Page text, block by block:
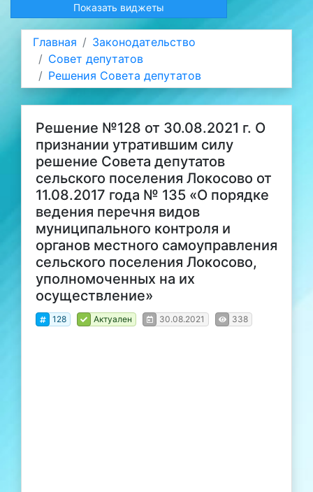
Показать виджеты
Главная
Законодательство
Совет депутатов
Решения Совета депутатов
Решение №128 от 30.08.2021 г. О
признании утратившим силу
решение Совета депутатов
сельского поселения Локосово от
11.08.2017 года № 135 «О порядке
ведения перечня видов
муниципального контроля и
органов местного самоуправления
сельского поселения Локосово,
уполномоченных на их
осуществление»
128 Актуален 30.08.2021 338